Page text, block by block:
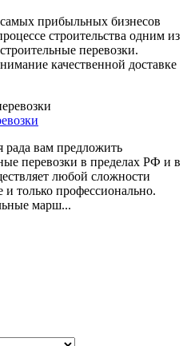
прибыльных бизнесов
строительства одним из
перевозки.
качественной доставке
рада вам предложить
перевозки в пределах РФ и в
любой сложности
только профессионально.
марш...